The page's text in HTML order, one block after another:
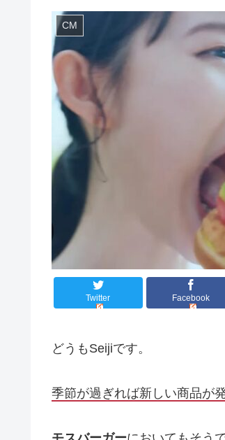
CM
Twitter Facebook
どうもSeijiです。
季節が過ぎれば新しい商品が